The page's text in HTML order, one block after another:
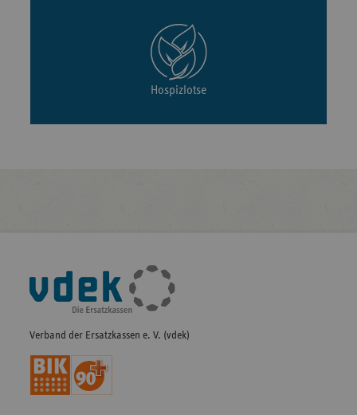
Hospizlotse
Fußleisten-
Navigation
Verband der Ersatzkassen e. V. (vdek)